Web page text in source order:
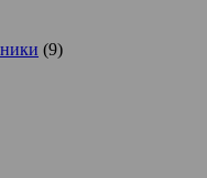
(9)